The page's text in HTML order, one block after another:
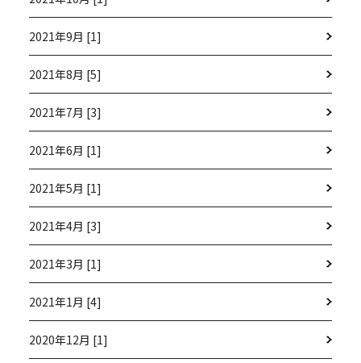
2021年9月 [1]
2021年8月 [5]
2021年7月 [3]
2021年6月 [1]
2021年5月 [1]
2021年4月 [3]
2021年3月 [1]
2021年1月 [4]
2020年12月 [1]